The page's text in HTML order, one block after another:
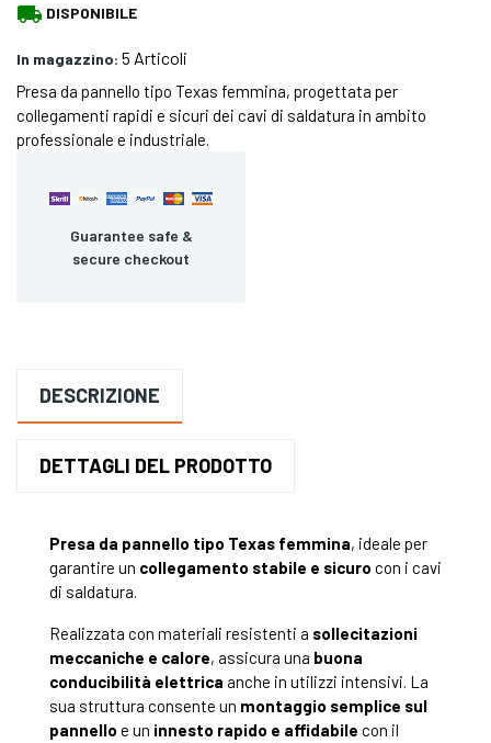
local_shipping DISPONIBILE
In magazzino: 5 Articoli
Presa da pannello tipo Texas femmina, progettata per
collegamenti rapidi e sicuri dei cavi di saldatura in ambito
professionale e industriale.
Guarantee safe &
secure checkout
DESCRIZIONE
DETTAGLI DEL PRODOTTO
Presa da pannello tipo Texas femmina, ideale per
garantire un collegamento stabile e sicuro con i cavi
di saldatura.
Realizzata con materiali resistenti a sollecitazioni
meccaniche e calore, assicura una buona
conducibilità elettrica anche in utilizzi intensivi. La
sua struttura consente un montaggio semplice sul
pannello e un innesto rapido e affidabile con il